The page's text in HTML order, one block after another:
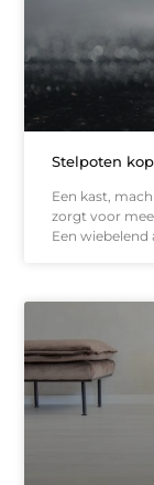
Stelpoten
Een kast,
zorgt voor
Een